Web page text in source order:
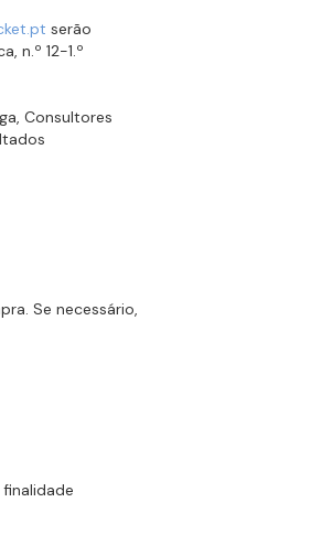
serão
n.º 12-1.º
Consultores
Se necessário,